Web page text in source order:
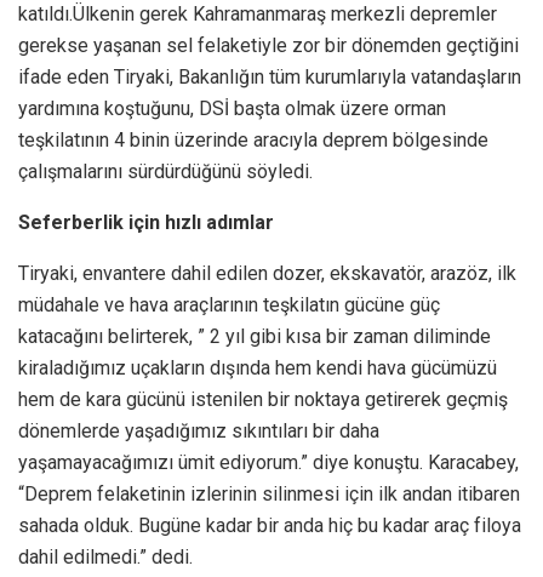
katıldı.Ülkenin gerek Kahramanmaraş merkezli depremler
gerekse yaşanan sel felaketiyle zor bir dönemden geçtiğini
ifade eden Tiryaki, Bakanlığın tüm kurumlarıyla vatandaşların
yardımına koştuğunu, DSİ başta olmak üzere orman
teşkilatının 4 binin üzerinde aracıyla deprem bölgesinde
çalışmalarını sürdürdüğünü söyledi.
Seferberlik için hızlı adımlar
Tiryaki, envantere dahil edilen dozer, ekskavatör, arazöz, ilk
müdahale ve hava araçlarının teşkilatın gücüne güç
katacağını belirterek, ” 2 yıl gibi kısa bir zaman diliminde
kiraladığımız uçakların dışında hem kendi hava gücümüzü
hem de kara gücünü istenilen bir noktaya getirerek geçmiş
dönemlerde yaşadığımız sıkıntıları bir daha
yaşamayacağımızı ümit ediyorum.” diye konuştu. Karacabey,
“Deprem felaketinin izlerinin silinmesi için ilk andan itibaren
sahada olduk. Bugüne kadar bir anda hiç bu kadar araç filoya
dahil edilmedi.” dedi.